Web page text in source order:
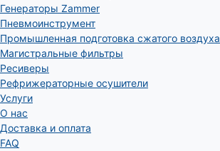
Генераторы Zammer
Пневмоинструмент
Промышленная подготовка сжатого воздуха
Магистральные фильтры
Ресиверы
Рефрижераторные осушители
Услуги
О нас
Доставка и оплата
FAQ